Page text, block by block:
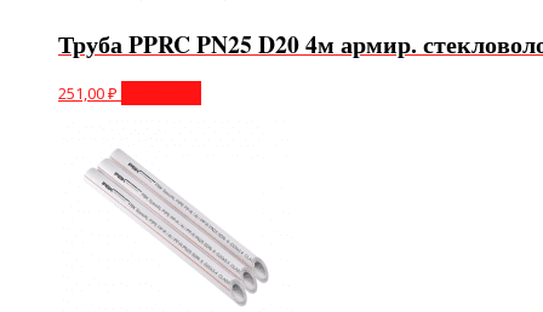
Труба PPRC PN25 D20 4м армир.
251,00₽